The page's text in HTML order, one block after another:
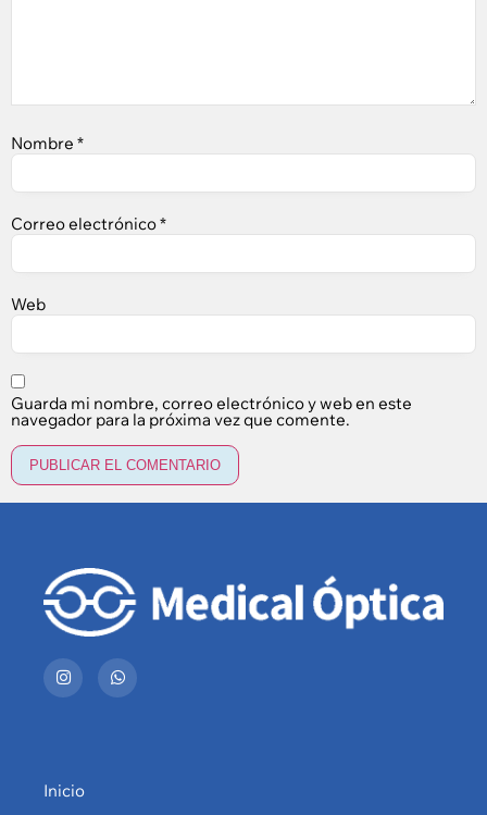
Nombre *
Correo electrónico*
Web
Guarda mi nombre, correo electrónico y web en este
navegador para la próxima vez que comente.
Inicio